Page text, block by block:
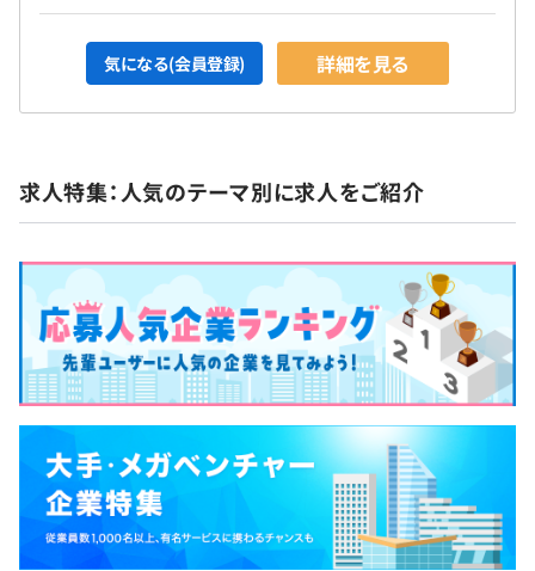
気になる(会員登録) 詳細を見る
求人特集：人気のテーマ別に求人をご紹介